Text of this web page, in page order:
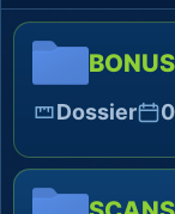
BONUS
Dossier